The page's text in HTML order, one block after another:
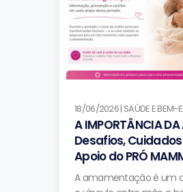
18/06/2026 | SAÚDE E BEM-
A IMPORTÂNCIA
Desafios,
Apoio do PRÓ
A amamentação é um